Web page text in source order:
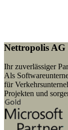
Nettropolis AG
Ihr zuverlässiger
Als
für
Projekten und